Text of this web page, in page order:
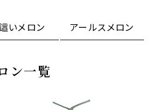
いメロン アールスメロン
ン一覧